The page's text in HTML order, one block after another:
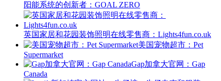
阳能系统的创新者：GOAL ZERO
英国家居和花园装饰照明在线零售商：Lights4fun.co.uk
美国宠物超市：Pet
Supermarket
Gap加拿大官网：Gap
Canada